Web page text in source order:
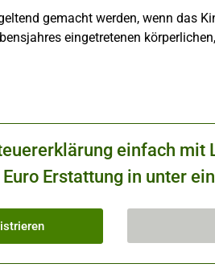
gemacht werden, wenn das
eingetretenen
einfach mit
Erstattung in unter